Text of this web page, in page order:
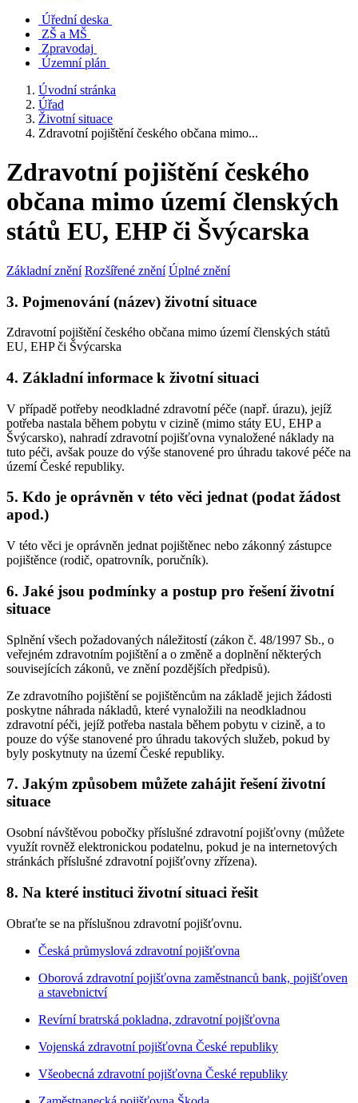
Úřední deska
ZŠ a MŠ
Zpravodaj
Územní plán
Úvodní stránka
Úřad
Životní situace
Zdravotní pojištění českého občana mimo...
Zdravotní pojištění českého
občana mimo území členských
států EU, EHP či Švýcarska
Základní znění Rozšířené znění Úplné znění
3. Pojmenování (název) životní situace
Zdravotní pojištění českého občana mimo území členských států
EU, EHP či Švýcarska
4. Základní informace k životní situaci
V případě potřeby neodkladné zdravotní péče (např. úrazu), jejíž
potřeba nastala během pobytu v cizině (mimo státy EU, EHP a
Švýcarsko), nahradí zdravotní pojišťovna vynaložené náklady na
tuto péči, avšak pouze do výše stanovené pro úhradu takové péče na
území České republiky.
5. Kdo je oprávněn v této věci jednat (podat žádost
apod.)
V této věci je oprávněn jednat pojištěnec nebo zákonný zástupce
pojištěnce (rodič, opatrovník, poručník).
6. Jaké jsou podmínky a postup pro řešení životní
situace
Splnění všech požadovaných náležitostí (zákon č. 48/1997 Sb., o
veřejném zdravotním pojištění a o změně a doplnění některých
souvisejících zákonů, ve znění pozdějších předpisů).
Ze zdravotního pojištění se pojištěncům na základě jejich žádosti
poskytne náhrada nákladů, které vynaložili na neodkladnou
zdravotní péči, jejíž potřeba nastala během pobytu v cizině, a to
pouze do výše stanovené pro úhradu takových služeb, pokud by
byly poskytnuty na území České republiky.
7. Jakým způsobem můžete zahájit řešení životní
situace
Osobní návštěvou pobočky příslušné zdravotní pojišťovny (můžete
využít rovněž elektronickou podatelnu, pokud je na internetových
stránkách příslušné zdravotní pojišťovny zřízena).
8. Na které instituci životní situaci řešit
Obraťte se na příslušnou zdravotní pojišťovnu.
Česká průmyslová zdravotní pojišťovna
Oborová zdravotní pojišťovna zaměstnanců bank, pojišťoven
a stavebnictví
Revírní bratrská pokladna, zdravotní pojišťovna
Vojenská zdravotní pojišťovna České republiky
Všeobecná zdravotní pojišťovna České republiky